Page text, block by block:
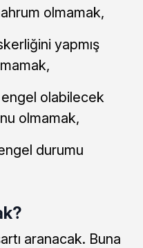
olmamak,
yapmış
engel olabilecek
olmamak,
durumu
aranacak. Buna